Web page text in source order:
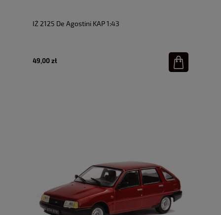
IŻ 2125 De Agostini KAP 1:43
49,00 zł